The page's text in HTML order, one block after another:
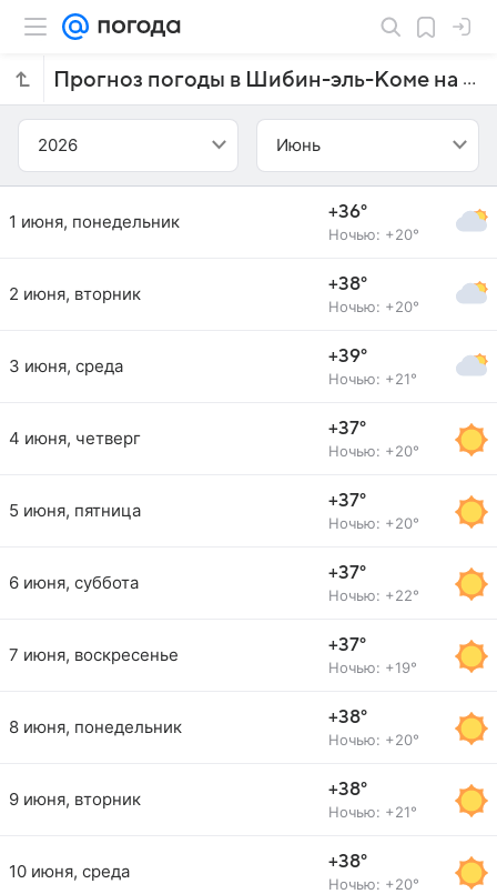
Прогноз погоды в Шибин-эль-Коме на июнь 2026 года
2026 Июнь
1 июня, понедельник +36°
Ночью: +20°
2 июня, вторник +38°
Ночью: +20°
3 июня, среда +39°
Ночью: +21°
4 июня, четверг +37°
Ночью: +20°
5 июня, пятница +37°
Ночью: +20°
6 июня, суббота +37°
Ночью: +22°
7 июня, воскресенье +37°
Ночью: +19°
8 июня, понедельник +38°
Ночью: +20°
9 июня, вторник +38°
Ночью: +21°
10 июня, среда +38°
Ночью: +20°